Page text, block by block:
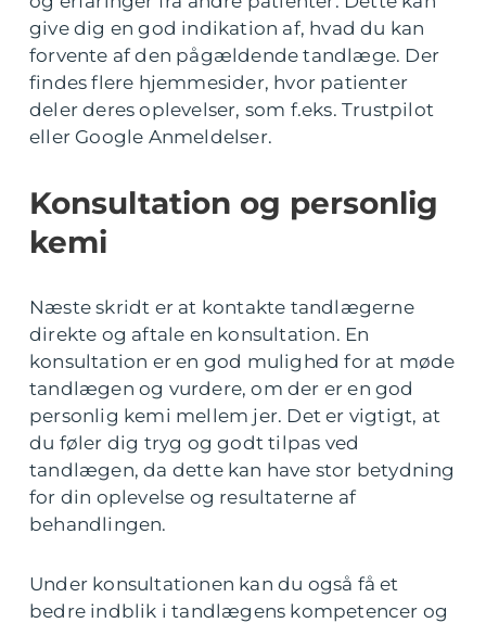
give dig en god indikation af, hvad du kan
forvente af den pågældende tandlæge. Der
findes flere hjemmesider, hvor patienter
deler deres oplevelser, som f.eks. Trustpilot
eller Google Anmeldelser.
Konsultation og personlig
kemi
Næste skridt er at kontakte tandlægerne
direkte og aftale en konsultation. En
konsultation er en god mulighed for at møde
tandlægen og vurdere, om der er en god
personlig kemi mellem jer. Det er vigtigt, at
du føler dig tryg og godt tilpas ved
tandlægen, da dette kan have stor betydning
for din oplevelse og resultaterne af
behandlingen.
Under konsultationen kan du også få et
bedre indblik i tandlægens kompetencer og